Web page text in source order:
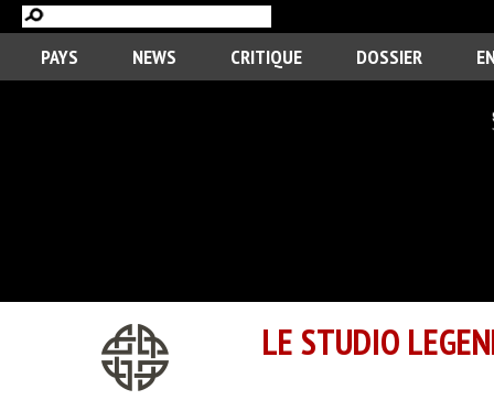
PAYS NEWS CRITIQUE DOSSIER
LE STUDIO